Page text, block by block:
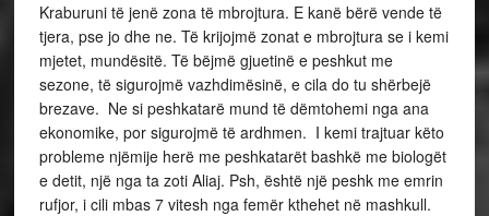
Kraburuni të jenë zona të mbrojtura. E kanë bërë vende të
tjera, pse jo dhe ne. Të krijojmë zonat e mbrojtura se i kemi
mjetet, mundësitë. Të bëjmë gjuetinë e peshkut me
sezone, të sigurojmë vazhdimësinë, e cila do tu shërbejë
brezave. Ne si peshkatarë mund të dëmtohemi nga ana
ekonomike, por sigurojmë të ardhmen. I kemi trajtuar këto
probleme njëmije herë me peshkatarët bashkë me biologët
e detit, një nga ta zoti Aliaj. Psh, është një peshk me emrin
rufjor, i cili mbas 7 vitesh nga femër kthehet në mashkull.